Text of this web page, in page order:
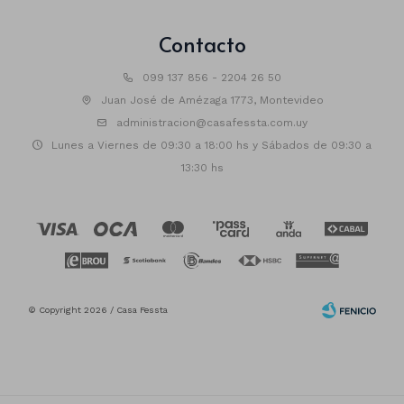
Contacto
099 137 856 - 2204 26 50
Juan José de Amézaga 1773, Montevideo
administracion@casafessta.com.uy
Lunes a Viernes de 09:30 a 18:00 hs y Sábados de 09:30 a
13:30 hs
© Copyright 2026 / Casa Fessta